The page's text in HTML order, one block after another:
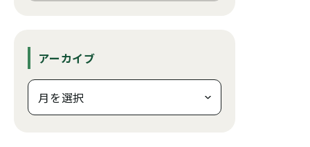
アーカイブ